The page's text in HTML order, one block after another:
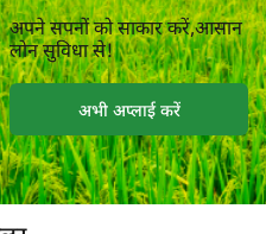
अपने सपनों को साकार करें,आसान
लोन सुविधा से!
अभी अप्लाई करें